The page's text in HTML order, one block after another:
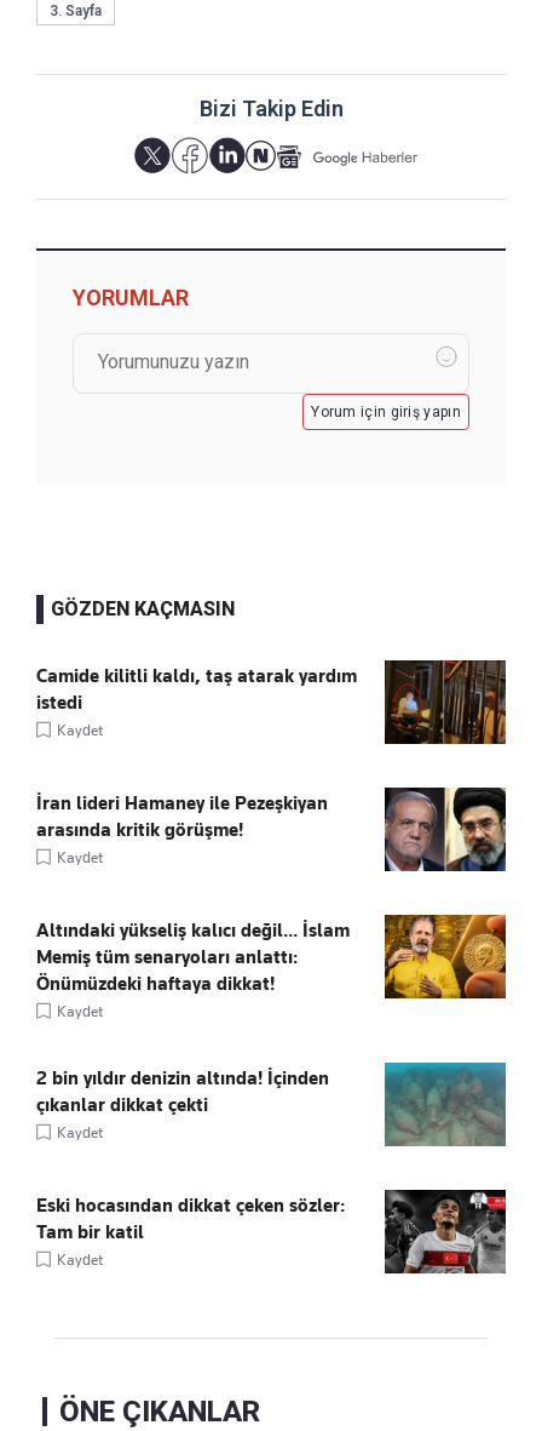
3. Sayfa
Bizi Takip Edin
YORUMLAR
Yorum için giriş yapın
GÖZDEN KAÇMASIN
Camide kilitli kaldı, taş atarak yardım
istedi
Kaydet
İran lideri Hamaney ile Pezeşkiyan
arasında kritik görüşme!
Kaydet
Altındaki yükseliş kalıcı değil... İslam
Memiş tüm senaryoları anlattı:
Önümüzdeki haftaya dikkat!
Kaydet
2 bin yıldır denizin altında! İçinden
çıkanlar dikkat çekti
Kaydet
Eski hocasından dikkat çeken sözler:
Tam bir katil
Kaydet
ÖNE ÇIKANLAR